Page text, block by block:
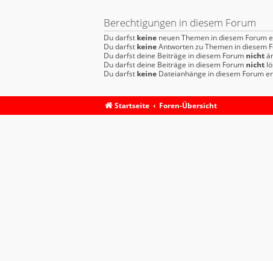
Berechtigungen in diesem Forum
Du darfst keine neuen Themen in diesem Forum
Du darfst keineAntworten zu Themen in diesem
Du darfst deine Beiträge in diesem Forum nicht
Du darfst deine Beiträge in diesem Forum nicht
Du darfst keine Dateianhänge in diesem Forum
Startseite Foren-Übersicht